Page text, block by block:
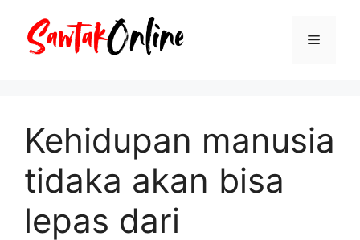
Menu
Kehidupan manusia
tidaka akan bisa
lepas dari